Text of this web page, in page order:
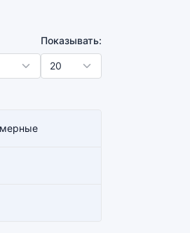
Показывать: